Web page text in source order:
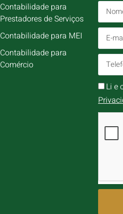
Contabilidade para
Prestadores de Serviços
Contabilidade para MEI
Contabilidade para
Comércio
Li e